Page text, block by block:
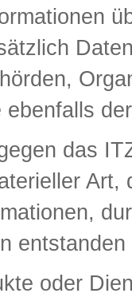
ebenfalls
das
oder